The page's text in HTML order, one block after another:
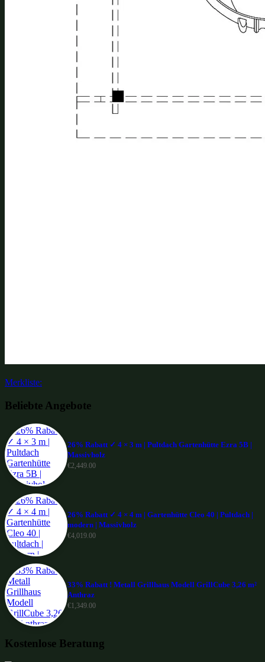
Merkliste:
Beliebte Angebote
26% Rabatt ✓ 4 × 3 m | Pultdach Gartenhütte Ezra 5B |
Massivholz
€2,449.00
26% Rabatt ✓ 4 × 4 m | Gartenhütte Cleo 40 | Pultdach |
modern | Massivholz
€4,019.00
33% Rabatt ! Metall Grillhaus Modell GrillCube 3,26 m²
Anthraz
€1,349.00
Kostenlose Beratung